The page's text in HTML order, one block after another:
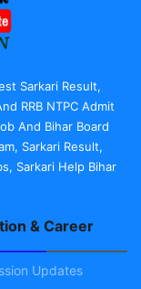
Sarkari Result,
RRB NTPC Admit
And Bihar Board
Sarkari Result,
Sarkari Help Bihar
& Career
Updates